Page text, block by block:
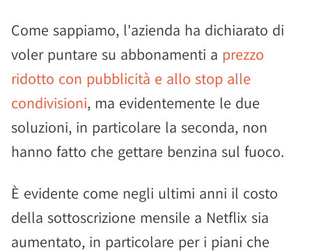
Come sappiamo, l'azienda ha dichiarato di
voler puntare su abbonamenti a prezzo
ridotto con pubblicità e allo stop alle
condivisioni, ma evidentemente le due
soluzioni, in particolare la seconda, non
hanno fatto che gettare benzina sul fuoco.
È evidente come negli ultimi anni il costo
della sottoscrizione mensile a Netflix sia
aumentato, in particolare per i piani che